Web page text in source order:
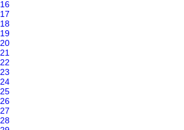
16
17
18
19
20
21
22
23
24
25
26
27
28